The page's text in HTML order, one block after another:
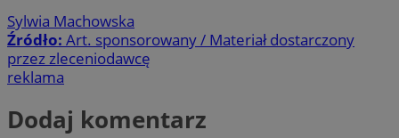
Sylwia Machowska
Źródło: Art. sponsorowany / Materiał dostarczony
przez zleceniodawcę
reklama
Dodaj komentarz